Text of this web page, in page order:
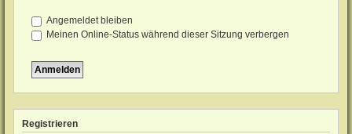
Angemeldet bleiben
Meinen Online-Status während dieser Sitzung verbergen
Registrieren